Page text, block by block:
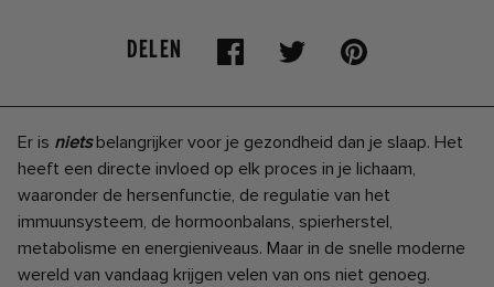
DELEN
Er is nietsbelangrijker voor je gezondheid dan je slaap. Het
heeft een directe invloed op elk proces in je lichaam,
waaronder de hersenfunctie, de regulatie van het
immuunsysteem, de hormoonbalans, spierherstel,
metabolisme en energieniveaus. Maar in de snelle moderne
wereld van vandaag krijgen velen van ons niet genoeg.